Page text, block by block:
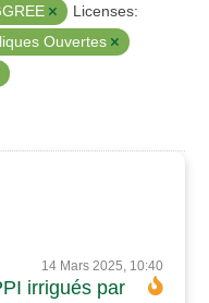
Licenses:
Ouvertes
14 Mars 2025, 10:40
irrigués par